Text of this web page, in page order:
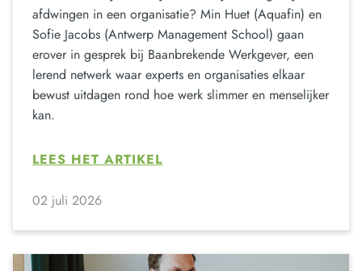
afdwingen in een organisatie? Min Huet (Aquafin) en
Sofie Jacobs (Antwerp Management School) gaan
erover in gesprek bij Baanbrekende Werkgever, een
lerend netwerk waar experts en organisaties elkaar
bewust uitdagen rond hoe werk slimmer en menselijker
kan.
LEES HET ARTIKEL
02 juli 2026